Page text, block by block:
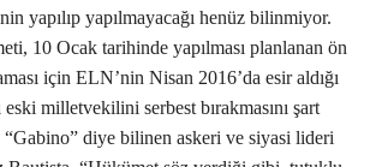
yapılıp yapılmayacağı henüz bilinmiyor.
10 Ocak tarihinde yapılması planlanan ön
için ELN’nin Nisan 2016’da esir aldığı
milletvekilini serbest bırakmasını şart
diye bilinen askeri ve siyasi lideri